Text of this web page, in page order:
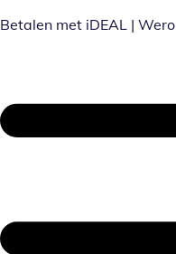
Betalen met iDEAL | Wero